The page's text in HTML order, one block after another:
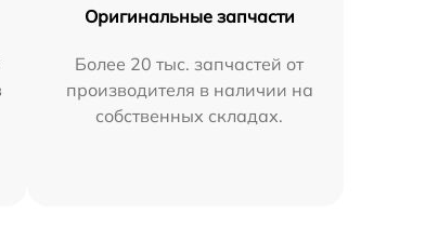
Оригинальные запчасти
Более 20 тыс. запчастей от
производителя в наличии на
собственных складах.